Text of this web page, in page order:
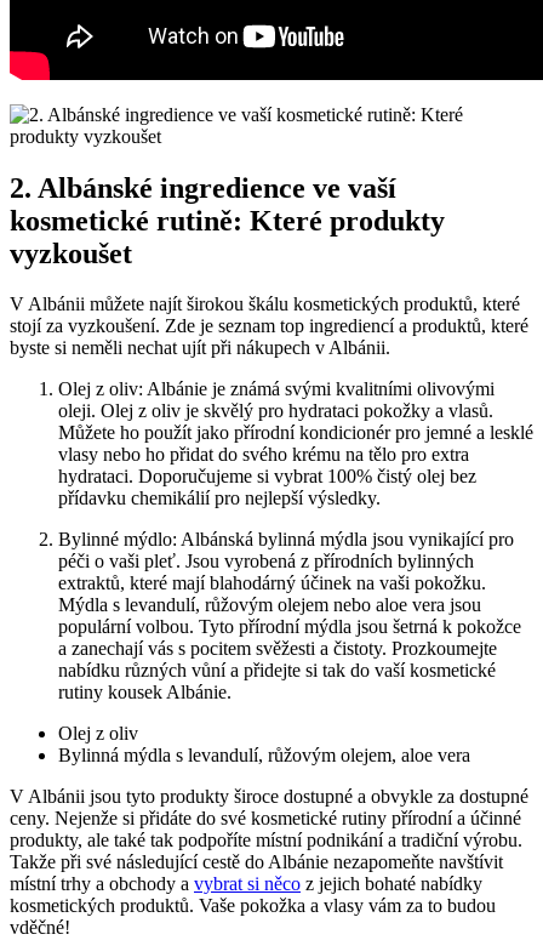
2. Albánské ingredience ​ve vaší‌
kosmetické rutině: ‍Které produkty
vyzkoušet
V Albánii můžete najít širokou škálu kosmetických produktů, ⁢které
stojí za ‍vyzkoušení. Zde je seznam top ingrediencí a produktů,‍ které
byste si neměli ⁤nechat ujít při nákupech ⁢v ⁤Albánii.
Olej z oliv: Albánie je ⁣známá svými⁤ kvalitními olivovými
oleji. Olej‍ z oliv je skvělý ​pro ⁣hydrataci‍ pokožky a vlasů.
Můžete ho použít jako přírodní kondicionér ‌pro jemné a‌ lesklé
vlasy nebo ho přidat‌ do svého krému ⁣na ‌tělo pro extra
⁢hydrataci. Doporučujeme si vybrat ⁣100% čistý olej bez
přídavku chemikálií pro nejlepší výsledky.
Bylinné mýdlo: Albánská bylinná​ mýdla ⁤jsou‍ vynikající⁤ pro
péči ‍o vaši‌ pleť. Jsou ‌vyrobená z přírodních bylinných
extraktů, ​které mají blahodárný‌ účinek na ​vaši pokožku.
Mýdla s levandulí, růžovým olejem nebo aloe vera jsou
populární volbou. Tyto přírodní mýdla jsou šetrná ​k pokožce
a zanechají vás s pocitem svěžesti a ⁣čistoty. Prozkoumejte
nabídku různých vůní a přidejte si​ tak do‌ vaší ⁣kosmetické
rutiny kousek Albánie.
Olej z oliv
Bylinná mýdla s levandulí, ⁢růžovým olejem, aloe vera
V ​Albánii jsou⁤ tyto⁣ produkty široce dostupné a obvykle ⁣za dostupné⁤
ceny. Nejenže si​ přidáte do ⁢své kosmetické rutiny přírodní⁤ a‍ účinné
produkty, ale také tak podpoříte místní ⁢podnikání a tradiční výrobu.
Takže při své ​následující cestě do Albánie nezapomeňte navštívit
místní⁢ trhy a obchody‌ a vybrat si něco z jejich ​bohaté​ nabídky
kosmetických⁣ produktů. Vaše pokožka a vlasy vám za to‍ budou
vděčné!